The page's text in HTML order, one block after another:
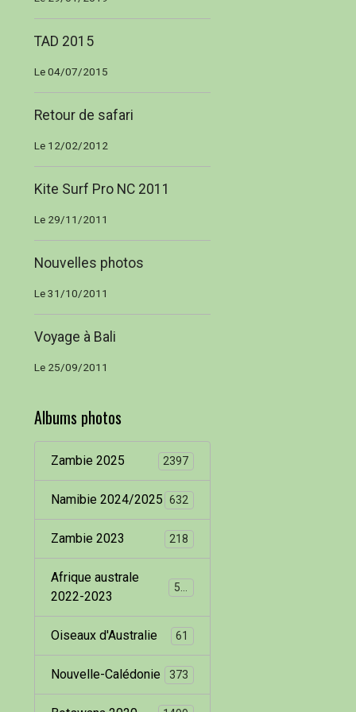
TAD 2015
Le 04/07/2015
Retour de safari
Le 12/02/2012
Kite Surf Pro NC 2011
Le 29/11/2011
Nouvelles photos
Le 31/10/2011
Voyage à Bali
Le 25/09/2011
Albums photos
Zambie 2025 2397
Namibie 2024/2025 632
Zambie 2023 218
Afrique australe
2022-2023
Oiseaux d'Australie 61
Nouvelle-Calédonie 373